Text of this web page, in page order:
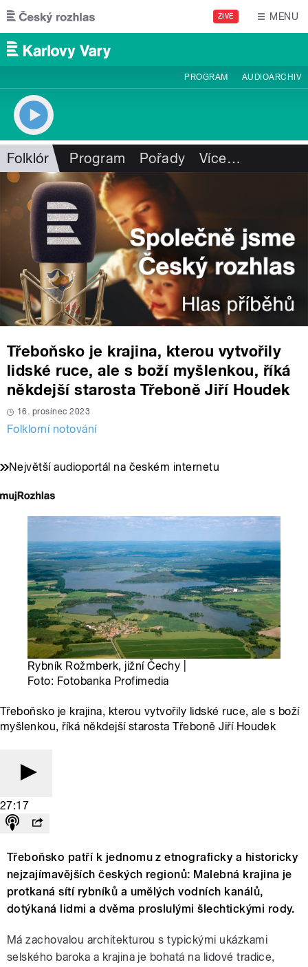
Přejít k hlavnímu obsahu
ŽIVĚ MENU
PROGRAM AUDIOARCHIV
Folklór Program Pořady Více…
Třeboňsko je krajina, kterou vytvořily
lidské ruce, ale s boží myšlenkou, říká
někdejší starosta Třeboně Jiří Houdek
16. prosinec 2023
Folklorní notování
Největší audioportál na českém internetu
Rybník Rožmberk, jižní Čechy |
Foto: Fotobanka Profimedia
Třeboňsko je krajina, kterou vytvořily lidské ruce, ale s boží
myšlenkou, říká někdejší starosta Třeboně Jiří Houdek
27:17
Třeboňsko patří k jednomu z etnograficky a historicky
nejzajímavějších českých regionů: Malebná krajina je
protkaná sítí rybníků a umělých vodních kanálů,
dotýkaná lidmi a dvěma proslulými šlechtickými rody.
Má zachovalou architekturou s typickými ukázkami
selského baroka a krajina je bohatá na lidové tradice,